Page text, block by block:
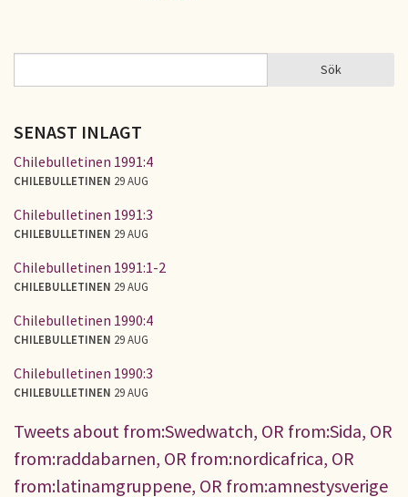
SÖKFORMULÄR Sök
SENAST INLAGT
Chilebulletinen 1991:4
CHILEBULLETINEN 29 AUG
Chilebulletinen 1991:3
CHILEBULLETINEN 29 AUG
Chilebulletinen 1991:1-2
CHILEBULLETINEN 29 AUG
Chilebulletinen 1990:4
CHILEBULLETINEN 29 AUG
Chilebulletinen 1990:3
CHILEBULLETINEN 29 AUG
Tweets about from:Swedwatch, OR from:Sida, OR
from:raddabarnen, OR from:nordicafrica, OR
from:latinamgruppene, OR from:amnestysverige